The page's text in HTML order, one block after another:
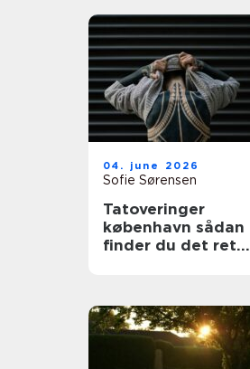
04. june 2026
Sofie Sørensen
Tatoveringer
københavn sådan
finder du det rette